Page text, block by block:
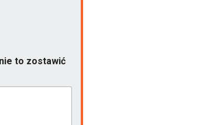
to zostawić